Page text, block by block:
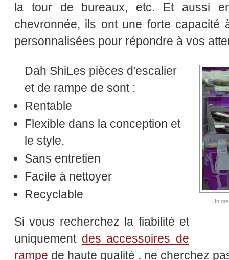
la tour de bureaux, etc. Et aussi
chevronnée, ils ont une forte capacité
personnalisées pour répondre à vos
Un
Dah ShiLes pièces d'escalier
et de rampe de sont :
Rentable
Flexible dans la conception et
le style.
Sans entretien
Facile à nettoyer
Recyclable
Si vous recherchez la fiabilité et
uniquement des accessoires de
rampe de haute qualité , ne cherchez